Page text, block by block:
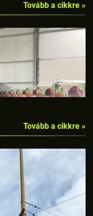
Tovább a cikkre »
Tovább a cikkre »